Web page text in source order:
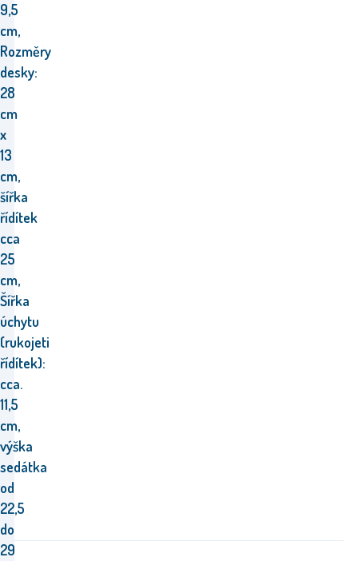
9,5
cm,
Rozměry
desky:
28
cm
x
13
cm,
šířka
řídítek
cca
25
cm,
Šířka
úchytu
(rukojeti
řídítek):
cca.
11,5
cm,
výška
sedátka
od
22,5
do
29